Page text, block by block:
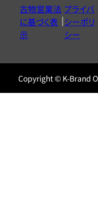
ヤ
ル
古物営業法
に基づく表
示
プライバ
シーポリ
シー
Copyright © K-Brand